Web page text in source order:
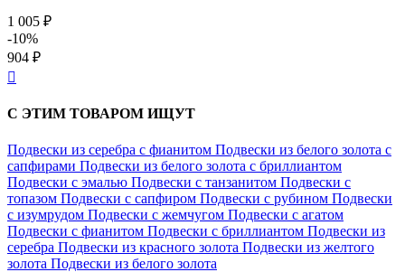
1 005 ₽
-10%
904 ₽

С ЭТИМ ТОВАРОМ ИЩУТ
Подвески из серебра с фианитом Подвески из белого золота с
сапфирами Подвески из белого золота с бриллиантом
Подвески с эмалью Подвески с танзанитом Подвески с
топазом Подвески с сапфиром Подвески с рубином Подвески
с изумрудом Подвески с жемчугом Подвески с агатом
Подвески с фианитом Подвески с бриллиантом Подвески из
серебра Подвески из красного золота Подвески из желтого
золота Подвески из белого золота